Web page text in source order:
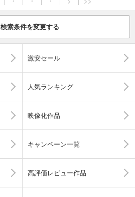
検索条件を変更する
激安セール
人気ランキング
映像化作品
キャンペーン一覧
高評価レビュー作品